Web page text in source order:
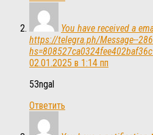
You have received a
https://telegra.ph/Message--
02.01.2025 в 1:14 пп
53ngal
Ответить